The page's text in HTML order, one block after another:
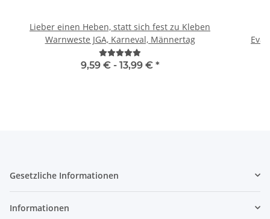
Lieber einen Heben, statt sich fest zu Kleben
Warnweste JGA, Karneval, Männertag
9,59 € - 13,99 € *
Gesetzliche Informationen
Informationen